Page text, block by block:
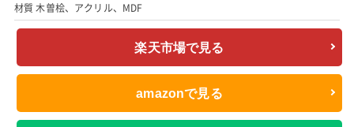
材質 木曽桧、アクリル、MDF
楽天市場で見る
amazonで見る